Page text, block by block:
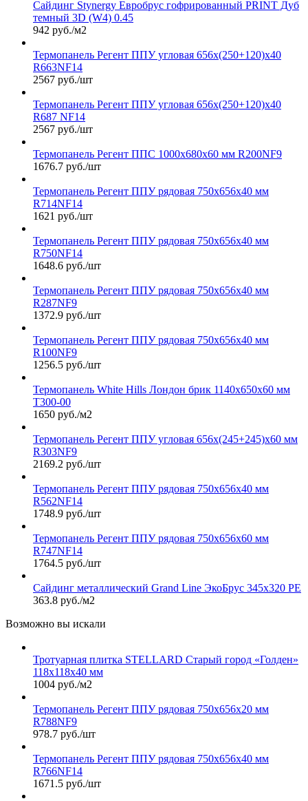
Сайдинг Stynergy Евробрус гофрированный PRINT Дуб
темный 3D (W4) 0.45
942 руб./м2
Термопанель Регент ППУ угловая 656х(250+120)х40
R663NF14
2567 руб./шт
Термопанель Регент ППУ угловая 656х(250+120)х40
R687 NF14
2567 руб./шт
Термопанель Регент ППС 1000х680х60 мм R200NF9
1676.7 руб./шт
Термопанель Регент ППУ рядовая 750х656х40 мм
R714NF14
1621 руб./шт
Термопанель Регент ППУ рядовая 750х656х40 мм
R750NF14
1648.6 руб./шт
Термопанель Регент ППУ рядовая 750х656х40 мм
R287NF9
1372.9 руб./шт
Термопанель Регент ППУ рядовая 750х656х40 мм
R100NF9
1256.5 руб./шт
Термопанель White Hills Лондон брик 1140х650х60 мм
Т300-00
1650 руб./м2
Термопанель Регент ППУ угловая 656х(245+245)х60 мм
R303NF9
2169.2 руб./шт
Термопанель Регент ППУ рядовая 750х656х40 мм
R562NF14
1748.9 руб./шт
Термопанель Регент ППУ рядовая 750х656х60 мм
R747NF14
1764.5 руб./шт
Сайдинг металлический Grand Line ЭкоБрус 345х320 PE
363.8 руб./м2
Возможно вы искали
Тротуарная плитка STELLARD Старый город «Голден»
118х118х40 мм
1004 руб./м2
Термопанель Регент ППУ рядовая 750х656х20 мм
R788NF9
978.7 руб./шт
Термопанель Регент ППУ рядовая 750х656х40 мм
R766NF14
1671.5 руб./шт